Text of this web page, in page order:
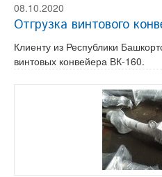
08.10.2020
Отгрузка винтового
Клиенту из Республики
винтовых конвейера ВК-160.